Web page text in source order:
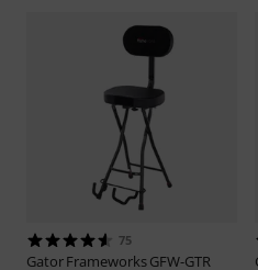
75
Gator FrameworksGFW-GTR